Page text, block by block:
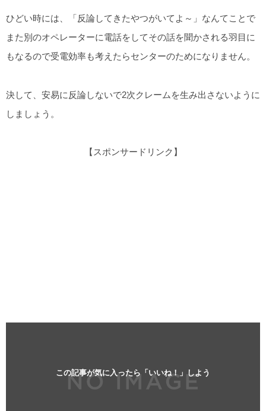
ひどい時には、「反論してきたやつがいてよ～」なんてことで
また別のオペレーターに電話をしてその話を聞かされる羽目に
もなるので受電効率も考えたらセンターのためになりません。
決して、安易に反論しないで2次クレームを生み出さないように
しましょう。
【スポンサードリンク】
この記事が気に入ったら「いいね！」しよう